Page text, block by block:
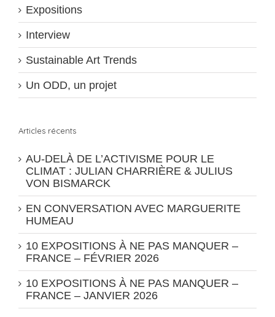
Expositions
Interview
Sustainable Art Trends
Un ODD, un projet
Articles récents
AU-DELÀ DE L’ACTIVISME POUR LE
CLIMAT : JULIAN CHARRIÈRE & JULIUS
VON BISMARCK
EN CONVERSATION AVEC MARGUERITE
HUMEAU
10 EXPOSITIONS À NE PAS MANQUER –
FRANCE – FÉVRIER 2026
10 EXPOSITIONS À NE PAS MANQUER –
FRANCE – JANVIER 2026